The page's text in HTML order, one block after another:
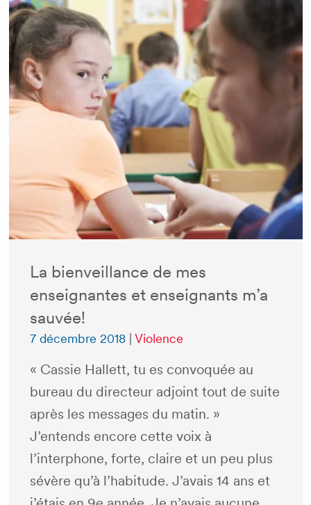
La bienveillance de mes
enseignantes et enseignants m’a
sauvée!
7 décembre 2018| Violence
« Cassie Hallett, tu es convoquée au
bureau du directeur adjoint tout de suite
après les messages du matin. »
J’entends encore cette voix à
l’interphone, forte, claire et un peu plus
sévère qu’à l’habitude. J’avais 14 ans et